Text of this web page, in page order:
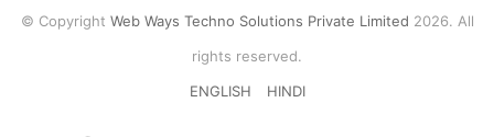
© Copyright Web Ways Techno Solutions Private Limited 2026. All
rights reserved.
ENGLISH
HINDI